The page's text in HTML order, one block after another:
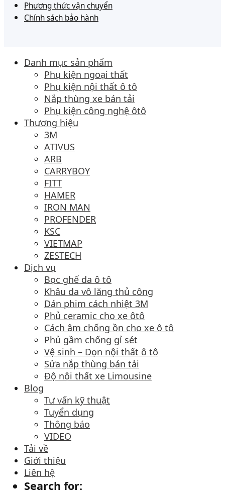
Phương thức vận chuyển
Chính sách bảo hành
Danh mục sản phẩm
Phụ kiện ngoại thất
Phụ kiện nội thất ô tô
Nắp thùng xe bán tải
Phụ kiện công nghệ ôtô
Thương hiệu
3M
ATIVUS
ARB
CARRYBOY
FITT
HAMER
IRON MAN
PROFENDER
KSC
VIETMAP
ZESTECH
Dịch vụ
Bọc ghế da ô tô
Khâu da vô lăng thủ công
Dán phim cách nhiệt 3M
Phủ ceramic cho xe ôtô
Cách âm chống ồn cho xe ô tô
Phủ gầm chống gỉ sét
Vệ sinh – Dọn nội thất ô tô
Sửa nắp thùng bán tải
Độ nội thất xe Limousine
Blog
Tư vấn kỹ thuật
Tuyển dụng
Thông báo
VIDEO
Tải về
Giới thiệu
Liên hệ
Search for: